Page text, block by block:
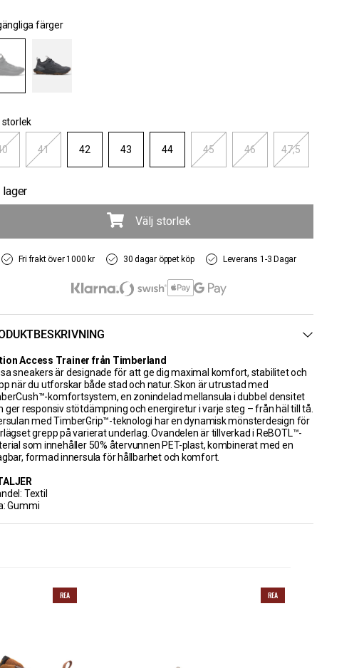
färger
storlek
41 42 43 44 45 46 47,5
I lager
Välj storlek
Fri frakt över 1000 kr 30 dagar öppet köp Leverans 1-3 Dagar
Access Trainer från Timberland
sneakers är designade för att ge dig maximal komfort, stabilitet och
när du utforskar både stad och natur. Skon är utrustad med
komfortsystem, en zonindelad mellansula i dubbel densitet
ger responsiv stötdämpning och energiretur i varje steg – från häl till tå.
med TimberGrip™-teknologi har en dynamisk mönsterdesign för
grepp på varierat underlag. Ovandelen är tillverkad i ReBOTL™-
som innehåller 50% återvunnen PET-plast, kombinerat med en
formad innersula för hållbarhet och komfort.
Textil
Gummi
REA REA